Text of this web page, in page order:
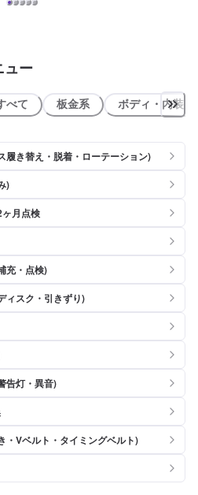
ュー
べて 板金系 ボディ・内装
履き替え・脱着・ローテーション)
)
月点検
充・点検)
ィスク・引きずり)
告灯・異音)
・Vベルト・タイミングベルト)